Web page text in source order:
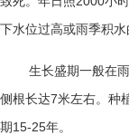
下水位过高或雨季积水
生长盛期一般在雨
侧根长达7米左右。种
期15-25年。